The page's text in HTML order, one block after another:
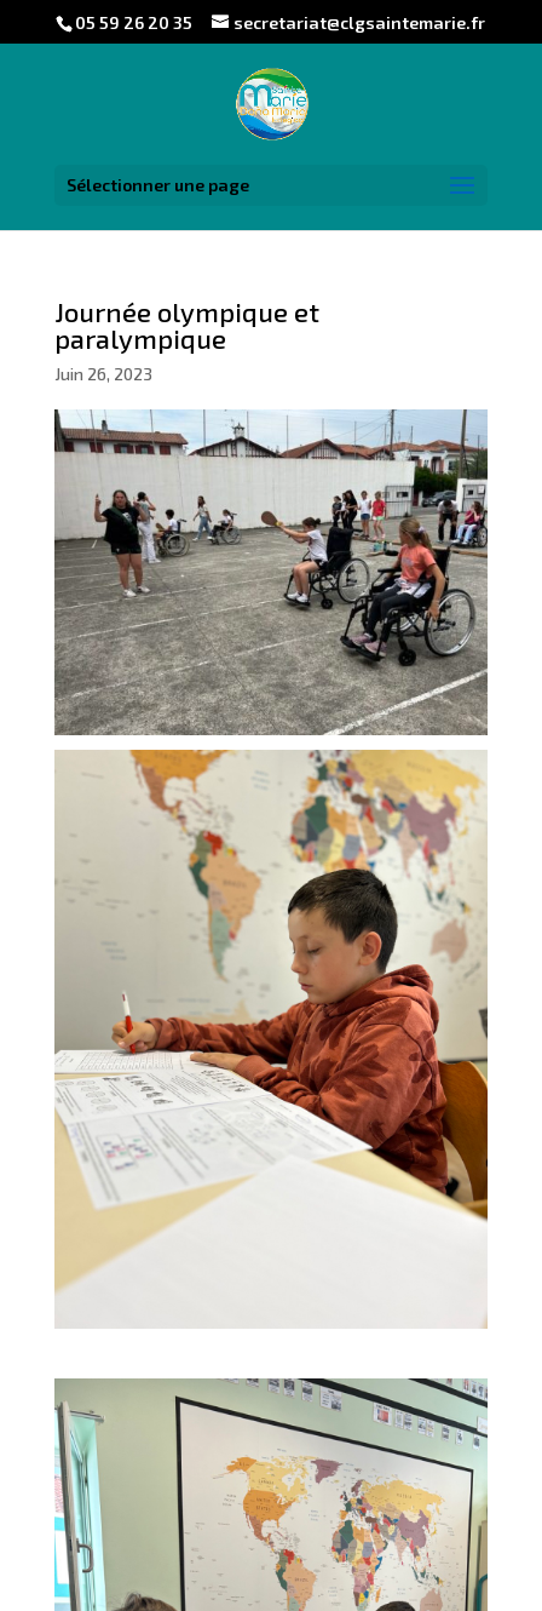
05 59 26 20 35 secretariat@clgsaintemarie.fr
Sélectionner une page
Journée olympique et
paralympique
Juin 26, 2023